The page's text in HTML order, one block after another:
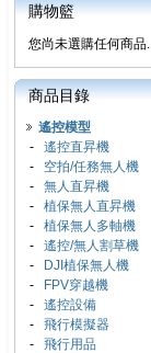
購物籃
您尚未選購任何商品.
商品目錄
遙控模型
- 遙控直昇機
- 空拍/任務無人機
- 無人直昇機
- 植保無人直昇機
- 植保無人多軸機
- 遙控/無人割草機
-
DJI植保無人機
-
FPV穿越機
- 遙控設備
- 飛行模擬器
- 飛行用品